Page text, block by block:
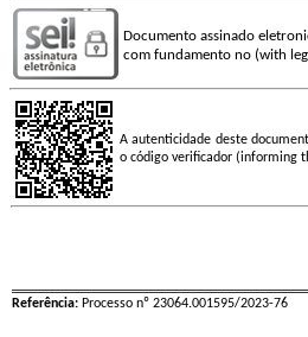
Documento assinado
com fundamento no (with
A autenticidade deste
o código verificador (informing
Referência: Processo nº 23064.001595/2023-76